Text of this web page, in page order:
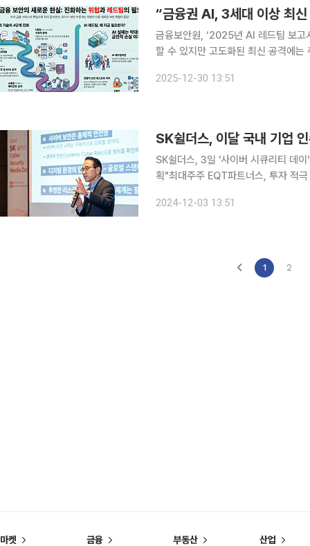
“금융권 AI, 3세대 이상 최
금융보안원, ‘2025년 AI 레드팀 보고서’ 발간 금융권 인공지능(AI)이 기본적인
할 수 있지만 고도화된 최신 공격에는
고 30일 밝혔다. AI 레드팀은 공격자
2025-12-30 13:51
SK쉴더스, 이달 국내 기업
SK쉴더스, 3일 '사이버 시큐리티 데
획"최대주주 EQT파트너스, 투자 적
2024-12-03 13:51
1 2
마켓 금융 부동산 산업